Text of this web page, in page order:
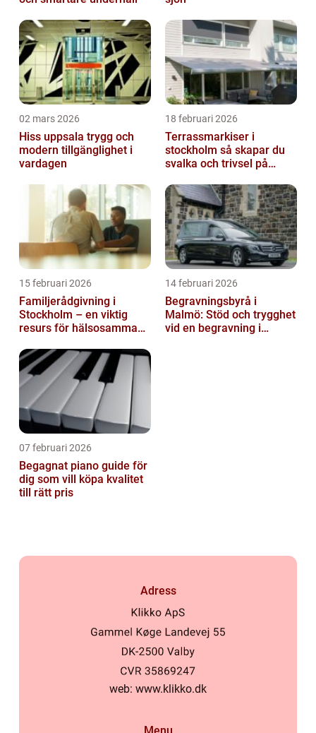
02 mars 2026
Hiss uppsala trygg och
modern tillgänglighet i
vardagen
18 februari 2026
Terrassmarkiser i
stockholm så skapar du
svalka och trivsel på
15 februari 2026
Familjerådgivning i
Stockholm – en viktig
resurs för hälsosamma
14 februari 2026
Begravningsbyrå i
Malmö: Stöd och trygghet
vid en begravning i
07 februari 2026
Begagnat piano guide för
dig som vill köpa kvalitet
till rätt pris
Adress
web: www.klikko.dk